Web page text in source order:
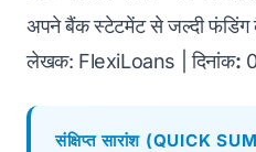
अपने बैंक स्टेटमेंट से जल्दी फंडिंग
लेखक: FlexiLoans | दिनांक:
संक्षिप्त सारांश (QUICK